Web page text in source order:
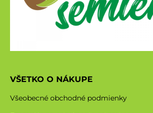
VŠETKO O NÁKUPE
Všeobecné obchodné podmienky